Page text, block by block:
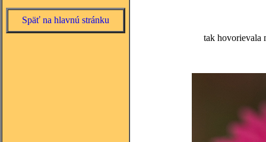
Späť na hlavnú stránku
tak hovorievala